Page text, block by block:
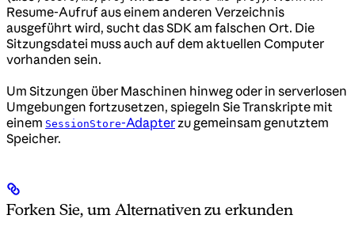
Resume-Aufruf aus einem anderen Verzeichnis
ausgeführt wird, sucht das SDK am falschen Ort. Die
Sitzungsdatei muss auch auf dem aktuellen Computer
vorhanden sein.
Um Sitzungen über Maschinen hinweg oder in serverlosen
Umgebungen fortzusetzen, spiegeln Sie Transkripte mit
einem SessionStore-Adapterzu gemeinsam genutztem
Speicher.
Forken Sie, um Alternativen zu erkunden